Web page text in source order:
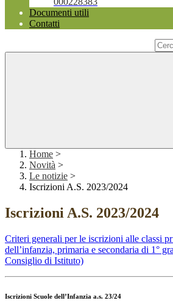
Documenti utili
Contatti
Home >
Novità >
Le notizie >
Iscrizioni A.S. 2023/2024
Iscrizioni A.S. 2023/2024
Criteri generali per le iscrizioni alle classi
dell’infanzia, primaria e secondaria di 1°
Consiglio di Istituto)
Iscrizioni Scuole dell’Infanzia a.s. 23/24